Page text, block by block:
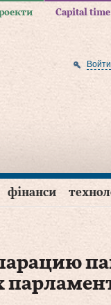
Capital time
Войти
фінанси